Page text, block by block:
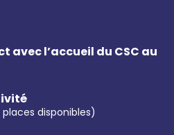
avec l’accueil du CSC au
disponibles)